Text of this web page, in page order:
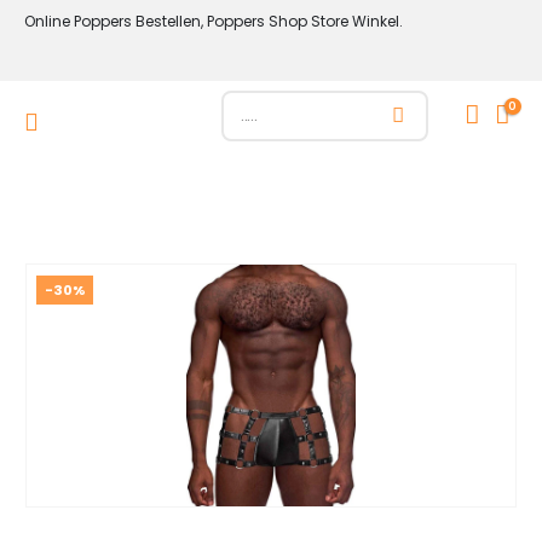
Online Poppers Bestellen, Poppers Shop Store Winkel.
0
-30%